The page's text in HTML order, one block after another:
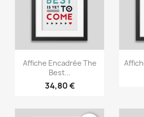
Aperçu rapide
Affiche Encadrée The
Best...
34,80 €

Créer une liste d'envies
Nom de la liste d'envies
Annuler